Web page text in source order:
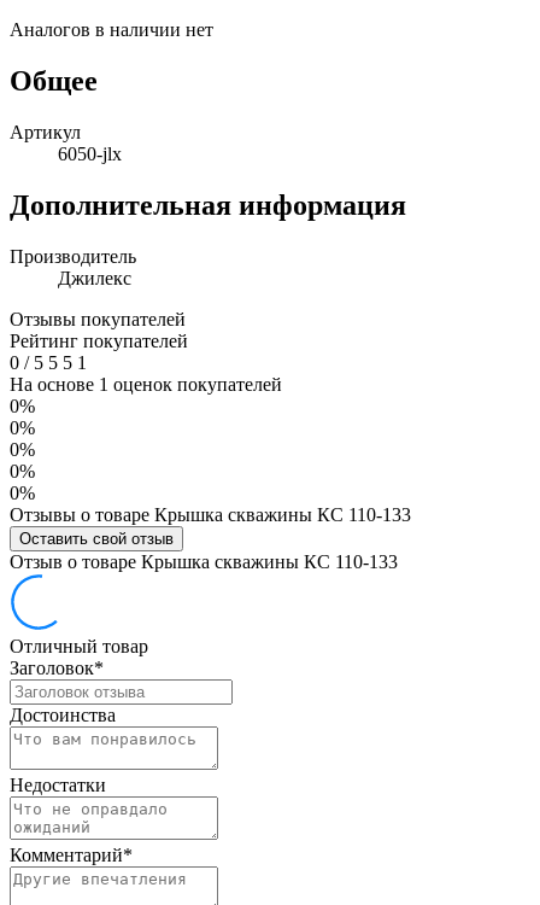
Аналогов в наличии нет
Общее
Артикул
6050-jlx
Дополнительная информация
Производитель
Джилекс
Отзывы покупателей
Рейтинг покупателей
0 /5 5 5 1
На основе 1 оценок покупателей
0%
0%
0%
0%
0%
Отзывы о товаре Крышка скважины КС 110-133
Оставить свой отзыв
Отзыв о товаре Крышка скважины КС 110-133
Отличный товар
Заголовок*
Достоинства
Недостатки
Комментарий*